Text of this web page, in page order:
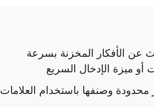
عن الأفكار المخزنة بسرعة
أو ميزة الإدخال السريع
وصنفها باستخدام العلامات